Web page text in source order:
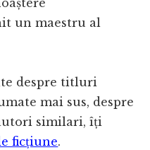
un maestru al
despre titluri
mai sus, despre
similari, îți
ficțiune.